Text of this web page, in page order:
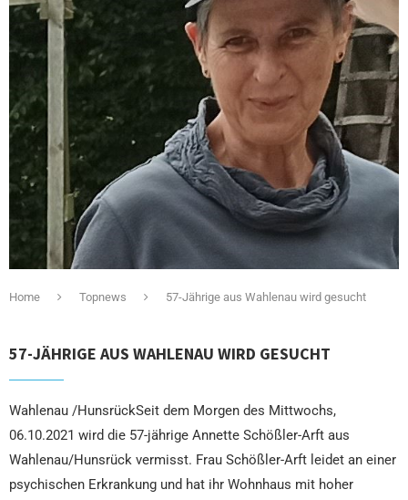
Home Topnews 57-Jährige aus Wahlenau wird gesucht
57-JÄHRIGE AUS WAHLENAU WIRD GESUCHT
Wahlenau /HunsrückSeit dem Morgen des Mittwochs,
06.10.2021 wird die 57-jährige Annette Schößler-Arft aus
Wahlenau/Hunsrück vermisst. Frau Schößler-Arft leidet an einer
psychischen Erkrankung und hat ihr Wohnhaus mit hoher